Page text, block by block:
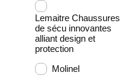
Lemaitre Chaussures
de sécu innovantes
alliant design et
protection
Molinel